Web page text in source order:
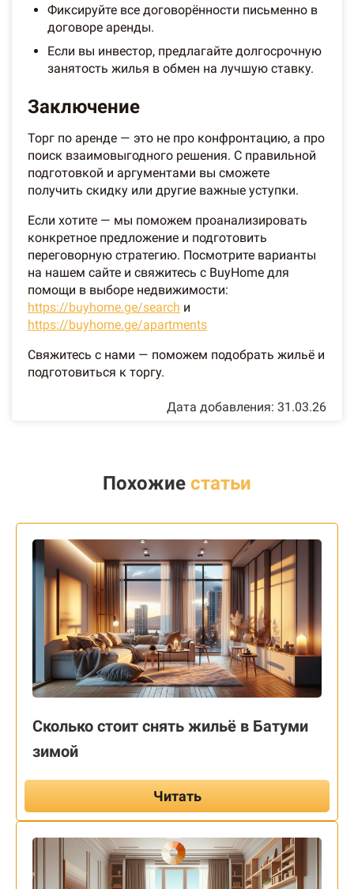
Фиксируйте все договорённости письменно в
договоре аренды.
Если вы инвестор, предлагайте долгосрочную
занятость жилья в обмен на лучшую ставку.
Заключение
Торг по аренде — это не про конфронтацию, а про
поиск взаимовыгодного решения. С правильной
подготовкой и аргументами вы сможете
получить скидку или другие важные уступки.
Если хотите — мы поможем проанализировать
конкретное предложение и подготовить
переговорную стратегию. Посмотрите варианты
на нашем сайте и свяжитесь с BuyHome для
помощи в выборе недвижимости:
https://buyhome.ge/search и
https://buyhome.ge/apartments
Свяжитесь с нами — поможем подобрать жильё и
подготовиться к торгу.
Дата добавления: 31.03.26
Похожие статьи
Сколько стоит снять жильё в Батуми
зимой
Читать